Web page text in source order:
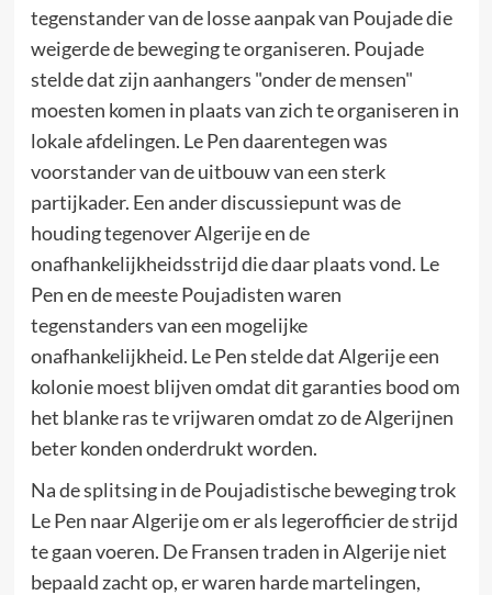
tegenstander van de losse aanpak van Poujade die
weigerde de beweging te organiseren. Poujade
stelde dat zijn aanhangers "onder de mensen"
moesten komen in plaats van zich te organiseren in
lokale afdelingen. Le Pen daarentegen was
voorstander van de uitbouw van een sterk
partijkader. Een ander discussiepunt was de
houding tegenover Algerije en de
onafhankelijkheidsstrijd die daar plaats vond. Le
Pen en de meeste Poujadisten waren
tegenstanders van een mogelijke
onafhankelijkheid. Le Pen stelde dat Algerije een
kolonie moest blijven omdat dit garanties bood om
het blanke ras te vrijwaren omdat zo de Algerijnen
beter konden onderdrukt worden.
Na de splitsing in de Poujadistische beweging trok
Le Pen naar Algerije om er als legerofficier de strijd
te gaan voeren. De Fransen traden in Algerije niet
bepaald zacht op, er waren harde martelingen,